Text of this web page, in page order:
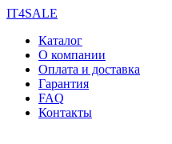
IT4SALE
Каталог
О компании
Оплата и доставка
Гарантия
FAQ
Контакты